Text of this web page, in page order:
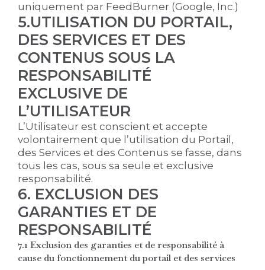
uniquement par FeedBurner (Google, Inc.)
5.UTILISATION DU PORTAIL,
DES SERVICES ET DES
CONTENUS SOUS LA
RESPONSABILITÉ
EXCLUSIVE DE
L’UTILISATEUR
L’Utilisateur est conscient et accepte
volontairement que l’utilisation du Portail,
des Services et des Contenus se fasse, dans
tous les cas, sous sa seule et exclusive
responsabilité.
6. EXCLUSION DES
GARANTIES ET DE
RESPONSABILITÉ
7.1 Exclusion des garanties et de responsabilité à
cause du fonctionnement du portail et des services